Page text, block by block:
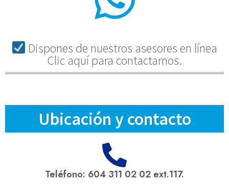
Dispones de nuestros asesores en línea
Clic aquí para contactarnos.
Ubicación y contacto
Teléfono: 604 311 02 02 ext.117.